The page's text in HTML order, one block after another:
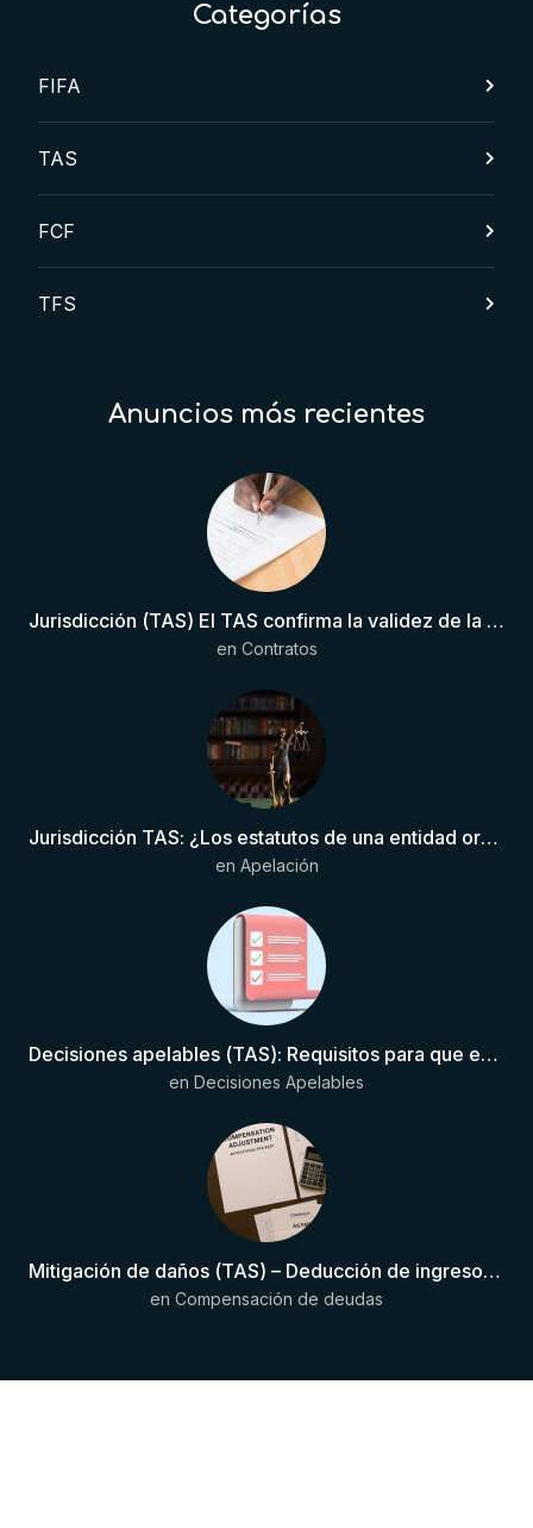
Categorías
FIFA
TAS
FCF
TFS
Anuncios más recientes
Jurisdicción (TAS) El TAS confirma la validez de la cláusula de sumisión jurisdiccional en el contrato del futbolista.
en Contratos
Jurisdicción TAS: ¿Los estatutos de una entidad organizadora de una liga de fútbol pueden otorgar competencia de forma directa al TAS?
en Apelación
Decisiones apelables (TAS): Requisitos para que exista una decisión
en Decisiones Apelables
Mitigación de daños (TAS) – Deducción de ingresos comprobados según el artículo 6(2)(b) del Anexo 2 RSTP FIFA
en Compensación de deudas